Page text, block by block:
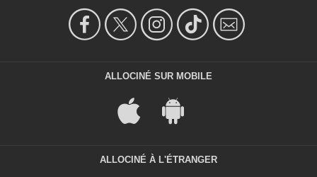
ALLOCINÉ SUR MOBILE
ALLOCINÉ À L'ÉTRANGER